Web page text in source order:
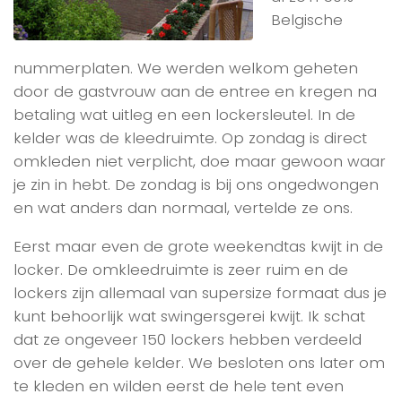
Belgische
nummerplaten. We werden welkom geheten
door de gastvrouw aan de entree en kregen na
betaling wat uitleg en een lockersleutel. In de
kelder was de kleedruimte. Op zondag is direct
omkleden niet verplicht, doe maar gewoon waar
je zin in hebt. De zondag is bij ons ongedwongen
en wat anders dan normaal, vertelde ze ons.
Eerst maar even de grote weekendtas kwijt in de
locker. De omkleedruimte is zeer ruim en de
lockers zijn allemaal van supersize formaat dus je
kunt behoorlijk wat swingersgerei kwijt. Ik schat
dat ze ongeveer 150 lockers hebben verdeeld
over de gehele kelder. We besloten ons later om
te kleden en wilden eerst de hele tent even